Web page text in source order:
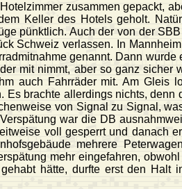
zusammen gepackt,
Keller des Hotels geholt.
pünktlich. Auch der von der
Schweiz verlassen. In
genannt. Dann wurde
mit nimmt, aber so ganz sicher
auch Fahrräder mit. Am Gleis
brachte allerdings nichts, denn
von Signal zu Signal,
war die DB
voll gesperrt und danach
mehrere
mehr eingefahren,
hätte, durfte erst den Halt